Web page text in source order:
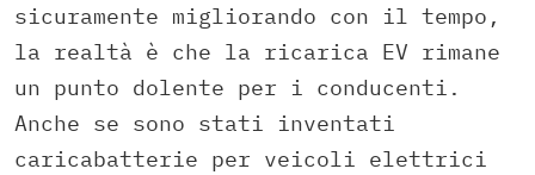
sicuramente migliorando con il tempo,
la realtà è che la ricarica EV rimane
un punto dolente per i conducenti.
Anche se sono stati inventati
caricabatterie per veicoli elettrici